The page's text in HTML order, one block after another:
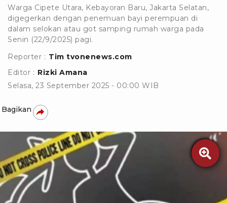
Warga Cipete Utara, Kebayoran Baru, Jakarta Selatan,
digegerkan dengan penemuan bayi perempuan di
dalam selokan atau got samping rumah warga pada
Senin (22/9/2025) pagi.
Reporter : Tim tvonenews.com
Editor : Rizki Amana
Selasa, 23 September 2025 - 00:00 WIB
Bagikan
